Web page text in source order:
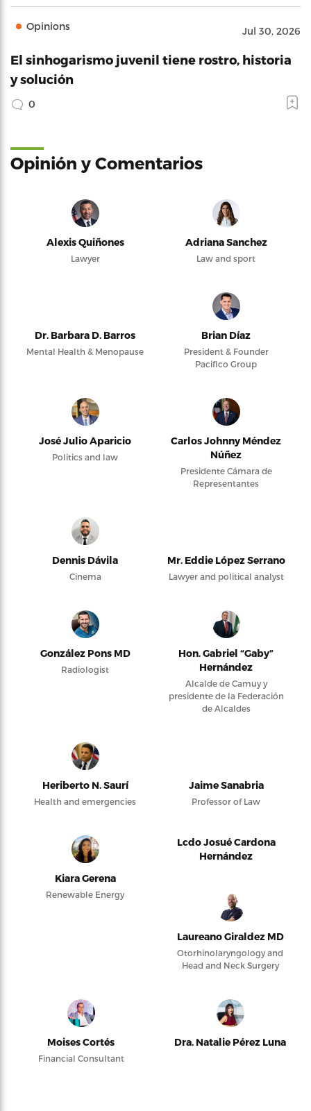
Opinions Jul 30, 2026
El sinhogarismo juvenil tiene rostro, historia
y solución
0
Opinión y Comentarios
Alexis Quiñones
Lawyer
Adriana Sanchez
Law and sport
Dr. Barbara D. Barros
Mental Health & Menopause
Brian Díaz
President & Founder
Pacifico Group
José Julio Aparicio
Politics and law
Carlos Johnny Méndez
Núñez
Presidente Cámara de
Representantes
Dennis Dávila
Cinema
Mr. Eddie López Serrano
Lawyer and political analyst
González Pons MD
Radiologist
Hon. Gabriel “Gaby”
Hernández
Alcalde de Camuy y
presidente de la Federación
de Alcaldes
Heriberto N. Saurí
Health and emergencies
Jaime Sanabria
Professor of Law
Kiara Gerena
Renewable Energy
Lcdo Josué Cardona
Hernández
Laureano Giraldez MD
Otorhinolaryngology and
Head and Neck Surgery
Moises Cortés
Financial Consultant
Dra. Natalie Pérez Luna